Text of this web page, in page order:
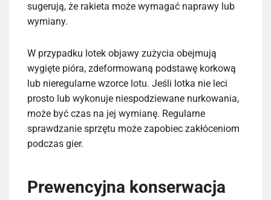
sugerują, że rakieta może wymagać naprawy lub
wymiany.
W przypadku lotek objawy zużycia obejmują
wygięte pióra, zdeformowaną podstawę korkową
lub nieregularne wzorce lotu. Jeśli lotka nie leci
prosto lub wykonuje niespodziewane nurkowania,
może być czas na jej wymianę. Regularne
sprawdzanie sprzętu może zapobiec zakłóceniom
podczas gier.
Prewencyjna konserwacja